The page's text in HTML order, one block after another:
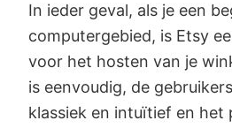
In ieder geval, als je een
computergebied, is Etsy
voor het hosten van je
is eenvoudig, de
klassiek en intuïtief en het